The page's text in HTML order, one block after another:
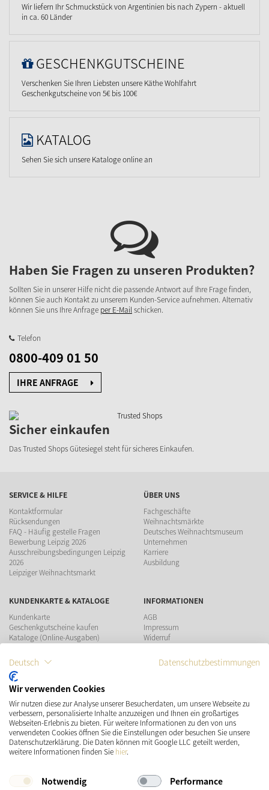
Wir liefern Ihr Schmuckstück von Argentinien bis nach Zypern - aktuell
in ca. 60 Länder
GESCHENKGUTSCHEINE
Verschenken Sie Ihren Liebsten unsere Käthe Wohlfahrt
Geschenkgutscheine von 5€ bis 100€
KATALOG
Sehen Sie sich unsere Kataloge online an
Haben Sie Fragen zu unseren Produkten?
Sollten Sie in unserer Hilfe nicht die passende Antwort auf Ihre Frage finden,
können Sie auch Kontakt zu unserem Kunden-Service aufnehmen. Alternativ
können Sie uns Ihre Anfrage per E-Mailschicken.
Telefon
0800-409 01 50
IHRE ANFRAGE
Sicher einkaufen
Das Trusted Shops Gütesiegel steht für sicheres Einkaufen.
SERVICE & HILFE
Kontaktformular
Rücksendungen
FAQ - Häufig gestelle Fragen
Bewerbung Leipzig 2026
Ausschreibungsbedingungen Leipzig
2026
Leipziger Weihnachtsmarkt
ÜBER UNS
Fachgeschäfte
Weihnachtsmärkte
Deutsches Weihnachtsmuseum
Unternehmen
Karriere
Ausbildung
KUNDENKARTE & KATALOGE
Kundenkarte
Geschenkgutscheine kaufen
Kataloge (Online-Ausgaben)
INFORMATIONEN
AGB
Impressum
Widerruf
Teilnahmebedingungen Gewinnspiel
ZAHLUNGSMÖGLICHKEITEN
VERSAND SOCIAL MEDIA
Deutsch Datenschutzbestimmungen
Wir verwenden Cookies
Wir nutzen diese zur Analyse unserer Besucherdaten, um unsere Webseite zu
verbessern, personalisierte Inhalte anzuzeigen und Ihnen ein großartiges
Webseiten-Erlebnis zu bieten. Für weitere Informationen zu den von uns
verwendeten Cookies öffnen Sie die Einstellungen oder besuchen Sie unsere
Datenschutzerklärung. Die Daten können mit Google LLC geteilt werden,
weitere Informationen finden Sie hier.
Notwendig Performance